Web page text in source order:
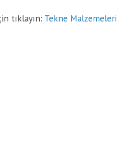
tıklayın: Tekne Malzemeleri